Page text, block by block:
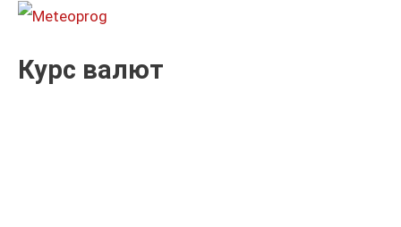
:
Курс валют